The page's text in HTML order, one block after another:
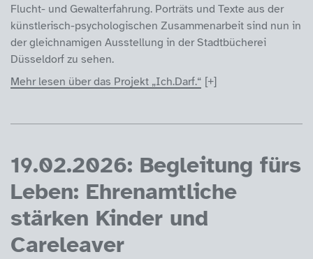
Flucht- und Gewalterfahrung. Porträts und Texte aus der
künstlerisch-psychologischen Zusammenarbeit sind nun in
der gleichnamigen Ausstellung in der Stadtbücherei
Düsseldorf zu sehen.
Mehr lesen über das Projekt „Ich.Darf.“
19.02.2026: Begleitung fürs
Leben: Ehrenamtliche
stärken Kinder und
Careleaver